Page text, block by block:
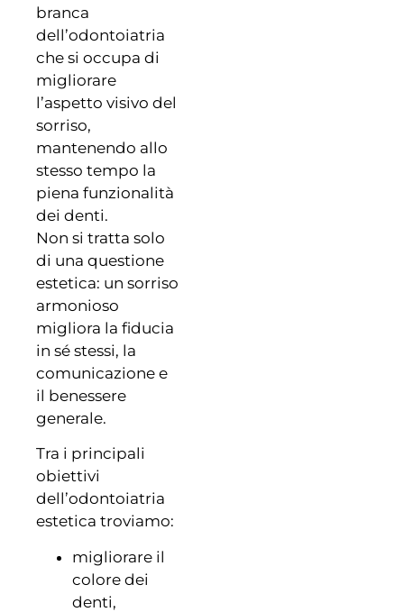
branca
dell’odontoiatria
che si occupa di
migliorare
l’aspetto visivo del
sorriso,
mantenendo allo
stesso tempo la
piena funzionalità
dei denti.
Non si tratta solo
di una questione
estetica: un sorriso
armonioso
migliora la fiducia
in sé stessi, la
comunicazione e
il benessere
generale.
Tra i principali
obiettivi
dell’odontoiatria
estetica troviamo:
migliorare il
colore dei
denti,